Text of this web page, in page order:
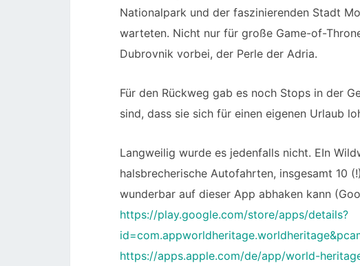
Nationalpark und der faszinierenden Stadt
warteten. Nicht nur für große Game-of-
Dubrovnik vorbei, der Perle der Adria.
Für den Rückweg gab es noch Stops in der
sind, dass sie sich für einen eigenen Urlaub
Langweilig wurde es jedenfalls nicht. EIn
halsbrecherische Autofahrten, insgesamt 10
wunderbar auf dieser App abhaken kann
https://play.google.com/store/apps/details?
https://apps.apple.com/de/app/world-